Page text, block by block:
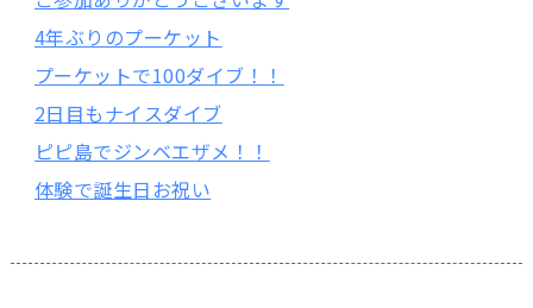
4年ぶりのプーケット
プーケットで100ダイブ！！
2日目もナイスダイブ
ピピ島でジンベエザメ！！
体験で誕生日お祝い